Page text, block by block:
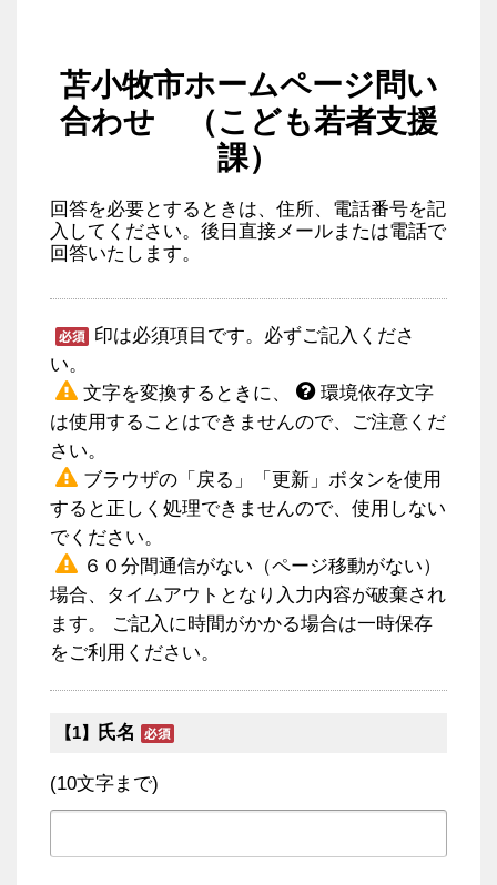
苫小牧市ホームページ問い
合わせ （こども若者支援
課）
回答を必要とするときは、住所、電話番号を記
入してください。後日直接メールまたは電話で
回答いたします。
印は必須項目です。必ずご記入くださ
い。
文字を変換するときに、
環境依存文字
は使用することはできませんので、ご注意くだ
さい。
ブラウザの「戻る」「更新」ボタンを使用
すると正しく処理できませんので、使用しない
でください。
６０分間通信がない（ページ移動がない）
場合、タイムアウトとなり入力内容が破棄され
ます。 ご記入に時間がかかる場合は一時保存
をご利用ください。
【1】 氏名
(10文字まで)